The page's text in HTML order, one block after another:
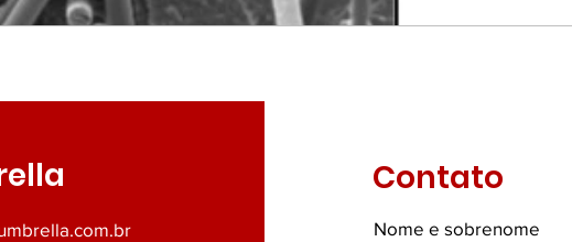
Umbrellas Umbrella Talks Cursos Biografias
Contato
Nome e sobrenome